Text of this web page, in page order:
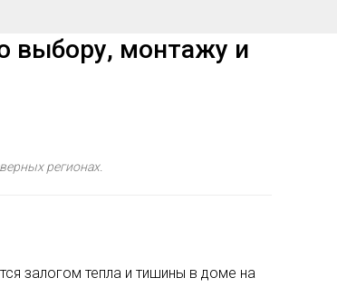
выбору, монтажу и
регионах.
залогом тепла и тишины в доме на